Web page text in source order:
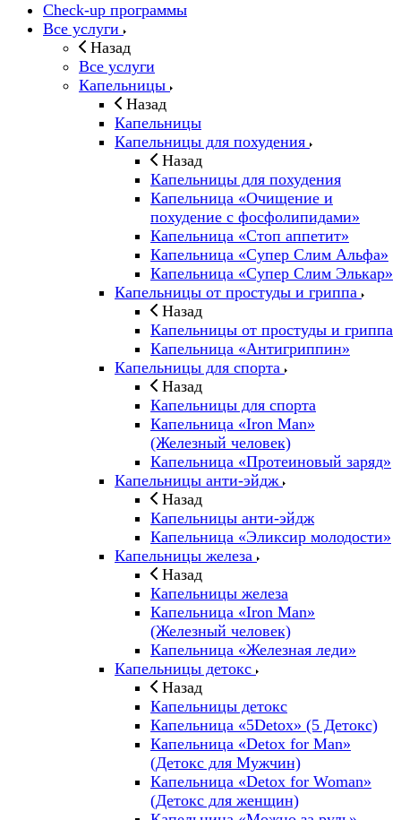
Check-up программы
Все услуги
Назад
Все услуги
Капельницы
Назад
Капельницы
Капельницы для похудения
Назад
Капельницы для похудения
Капельница «Очищение и
похудение с фосфолипидами»
Капельница «Стоп аппетит»
Капельница «Супер Слим Альфа»
Капельница «Супер Слим Элькар»
Капельницы от простуды и гриппа
Назад
Капельницы от простуды и гриппа
Капельница «Антигриппин»
Капельницы для спорта
Назад
Капельницы для спорта
Капельница «Iron Man»
(Железный человек)
Капельница «Протеиновый заряд»
Капельницы анти-эйдж
Назад
Капельницы анти-эйдж
Капельница «Эликсир молодости»
Капельницы железа
Назад
Капельницы железа
Капельница «Iron Man»
(Железный человек)
Капельница «Железная леди»
Капельницы детокс
Назад
Капельницы детокс
Капельница «5Detox» (5 Детокс)
Капельница «Detox for Man»
(Детокс для Мужчин)
Капельница «Detox for Woman»
(Детокс для женщин)